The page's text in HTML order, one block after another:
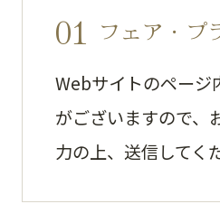
01 フェア・プ
Webサイトのページ
がございますので、
力の上、送信してく